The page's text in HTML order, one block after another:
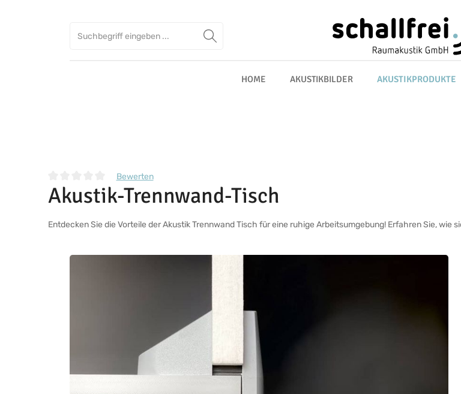
HOME AKUSTIKBILDER AKUSTIKPRODUKTE
Durchschnittliche Bewertung von 0 von 5 Sternen
Bewerten
Akustik-Trennwand-Tisch
Entdecken Sie die Vorteile der Akustik Trennwand Tisch für eine ruhige Arbeitsumgebung! Erfahren Sie, wie
Bildergalerie überspringen